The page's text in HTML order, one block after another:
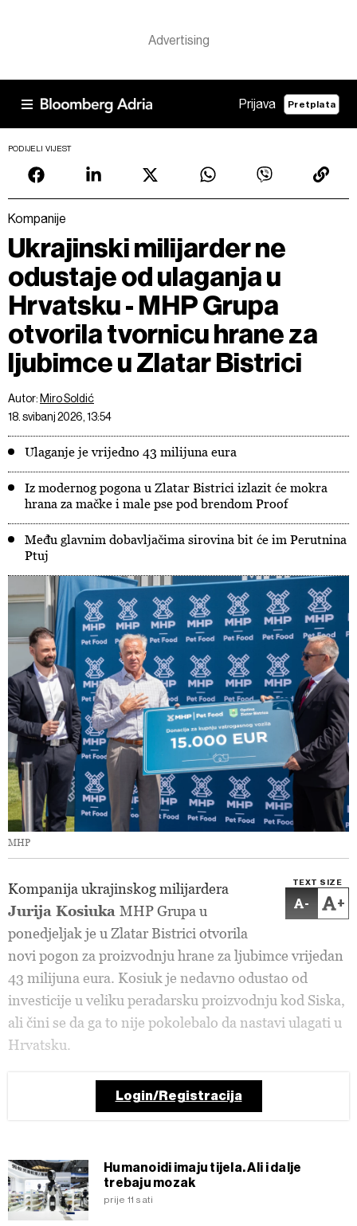
Prijava Pretplata
PODIJELI VIJEST
Kompanije
Ukrajinski milijarder ne
odustaje od ulaganja u
Hrvatsku - MHP Grupa
otvorila tvornicu hrane za
ljubimce u Zlatar Bistrici
Autor: Miro Soldić
18. svibanj 2026, 13:54
Ulaganje je vrijedno 43 milijuna eura
Iz modernog pogona u Zlatar Bistrici izlazit će mokra
hrana za mačke i male pse pod brendom Proof
Među glavnim dobavljačima sirovina bit će im Perutnina
Ptuj
MHP
TEXT SIZE
- +
Kompanija ukrajinskog milijardera
Jurija Kosiuka MHP Grupa u
ponedjeljak je u Zlatar Bistrici otvorila
novi pogon za proizvodnju hrane za ljubimce vrijedan
43 milijuna eura. Kosiuk je nedavno odustao od
investicije u veliku peradarsku proizvodnju kod Siska,
ali čini se da ga to nije pokolebalo da nastavi ulagati u
Hrvatsku.
Login/Registracija
Humanoidi imaju tijela. Ali i dalje
trebaju mozak
prije 11 sati